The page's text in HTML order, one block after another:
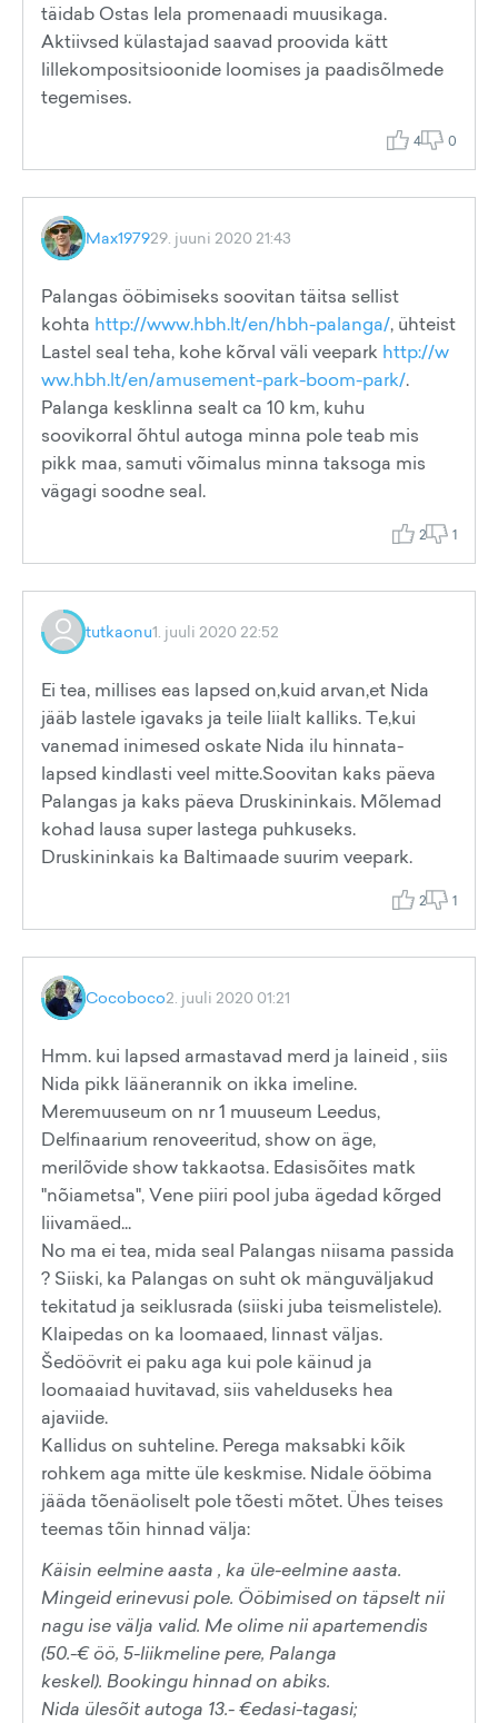
täidab Ostas Iela promenaadi muusikaga.
Aktiivsed külastajad saavad proovida kätt
lillekompositsioonide loomises ja paadisõlmede
tegemises.
4 0
Max197929. juuni 2020 21:43
Palangas ööbimiseks soovitan täitsa sellist
kohta http://www.hbh.lt/en/hbh-palanga/, ühteist
Lastel seal teha, kohe kõrval väli veepark http://w
ww.hbh.lt/en/amusement-park-boom-park/.
Palanga kesklinna sealt ca 10 km, kuhu
soovikorral õhtul autoga minna pole teab mis
pikk maa, samuti võimalus minna taksoga mis
vägagi soodne seal.
2 1
tutkaonu1. juuli 2020 22:52
Ei tea, millises eas lapsed on,kuid arvan,et Nida
jääb lastele igavaks ja teile liialt kalliks. Te,kui
vanemad inimesed oskate Nida ilu hinnata-
lapsed kindlasti veel mitte.Soovitan kaks päeva
Palangas ja kaks päeva Druskininkais. Mõlemad
kohad lausa super lastega puhkuseks.
Druskininkais ka Baltimaade suurim veepark.
2 1
Cocoboco2. juuli 2020 01:21
Hmm. kui lapsed armastavad merd ja laineid , siis
Nida pikk läänerannik on ikka imeline.
Meremuuseum on nr 1 muuseum Leedus,
Delfinaarium renoveeritud, show on äge,
merilõvide show takkaotsa. Edasisõites matk
"nõiametsa", Vene piiri pool juba ägedad kõrged
liivamäed...
No ma ei tea, mida seal Palangas niisama passida
? Siiski, ka Palangas on suht ok mänguväljakud
tekitatud ja seiklusrada (siiski juba teismelistele).
Klaipedas on ka loomaaed, linnast väljas.
Šedöövrit ei paku aga kui pole käinud ja
loomaaiad huvitavad, siis vahelduseks hea
ajaviide.
Kallidus on suhteline. Perega maksabki kõik
rohkem aga mitte üle keskmise. Nidale ööbima
jääda tõenäoliselt pole tõesti mõtet. Ühes teises
teemas tõin hinnad välja:
Käisin eelmine aasta , ka üle-eelmine aasta.
Mingeid erinevusi pole. Ööbimised on täpselt nii
nagu ise välja valid. Me olime nii apartemendis
(50.-€ öö, 5-liikmeline pere, Palanga
keskel). Bookingu hinnad on abiks.
Nida ülesõit autoga 13.- €edasi-tagasi;